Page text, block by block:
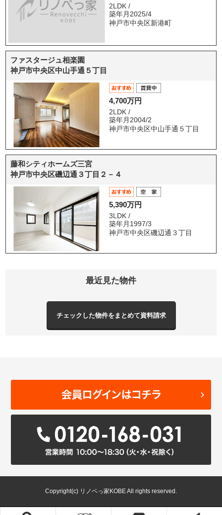
2LDK /
築年月2025/4
神戸市中央区新港町
ファスタージュ相楽園
神戸市中央区中山手通５丁目
4,700万円
2LDK /
築年月2004/2
神戸市中央区中山手通５丁目
藤和シティホームズ三宮
神戸市中央区磯辺通３丁目２－４
5,390万円
3LDK /
築年月1997/3
神戸市中央区磯辺通３丁目
最近見た物件
Copyright(c) リノベっ家KOBE All rights reserved.